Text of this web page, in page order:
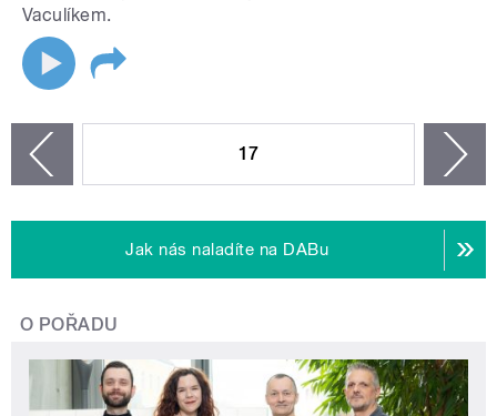
Vaculíkem.
17
Jak nás naladíte na DABu
O POŘADU